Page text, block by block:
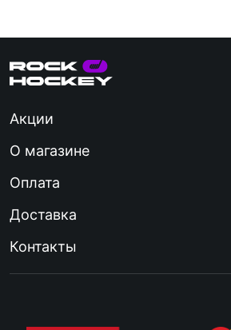
Акции
О магазине
Оплата
Доставка
Контакты